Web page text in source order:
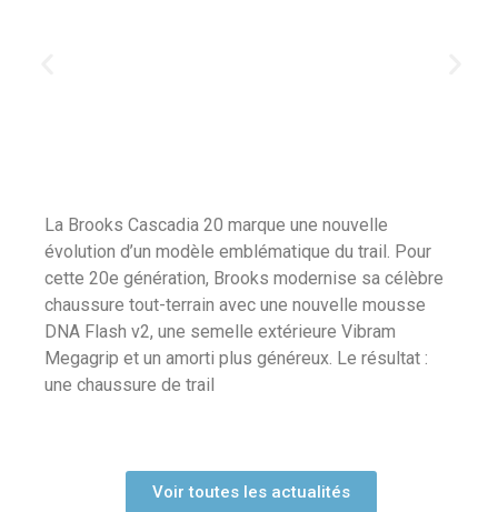
La Brooks Cascadia 20 marque une nouvelle
évolution d’un modèle emblématique du trail. Pour
cette 20e génération, Brooks modernise sa célèbre
chaussure tout-terrain avec une nouvelle mousse
DNA Flash v2, une semelle extérieure Vibram
Megagrip et un amorti plus généreux. Le résultat :
une chaussure de trail
Voir toutes les actualités
Trail de la cremaillerere